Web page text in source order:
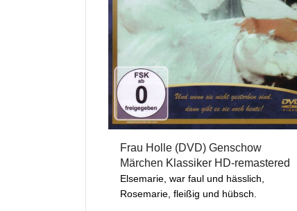
Frau Holle (DVD) Genschow
Märchen Klassiker HD-remastered
Elsemarie, war faul und hässlich,
Rosemarie, fleißig und hübsch.